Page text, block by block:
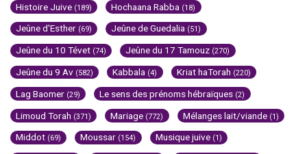
Histoire Juive (189) Hochaana Rabba (18)
Jeûne d'Esther (69) Jeûne de Guedalia (51)
Jeûne du 10 Tévet (74) Jeûne du 17 Tamouz (270)
Jeûne du 9 Av (582) Kabbala (4) Kriat haTorah (220)
Lag Baomer (29) Le sens des prénoms hébraïques (2)
Limoud Torah (371) Mariage (772) Mélanges lait/viande (1)
Middot (69) Moussar (154) Musique juive (1)